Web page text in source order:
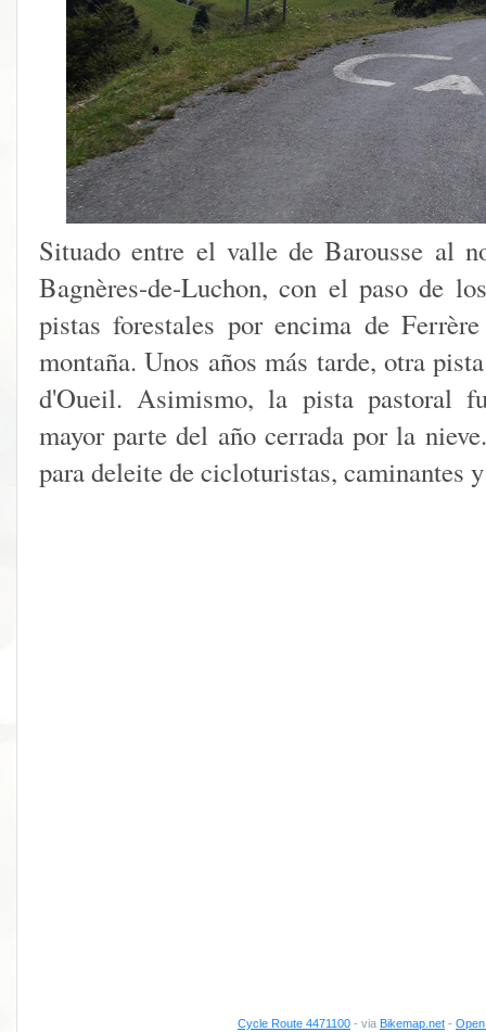
Situado entre el valle de Barousse al
Bagnères-de-Luchon, con el paso de
pistas forestales por encima de
montaña. Unos años más tarde, otra
d'Oueil. Asimismo, la pista pastoral
mayor parte del año cerrada por la
para deleite de cicloturistas, caminantes
Cycle Route 4471100 - via Bikemap.net -